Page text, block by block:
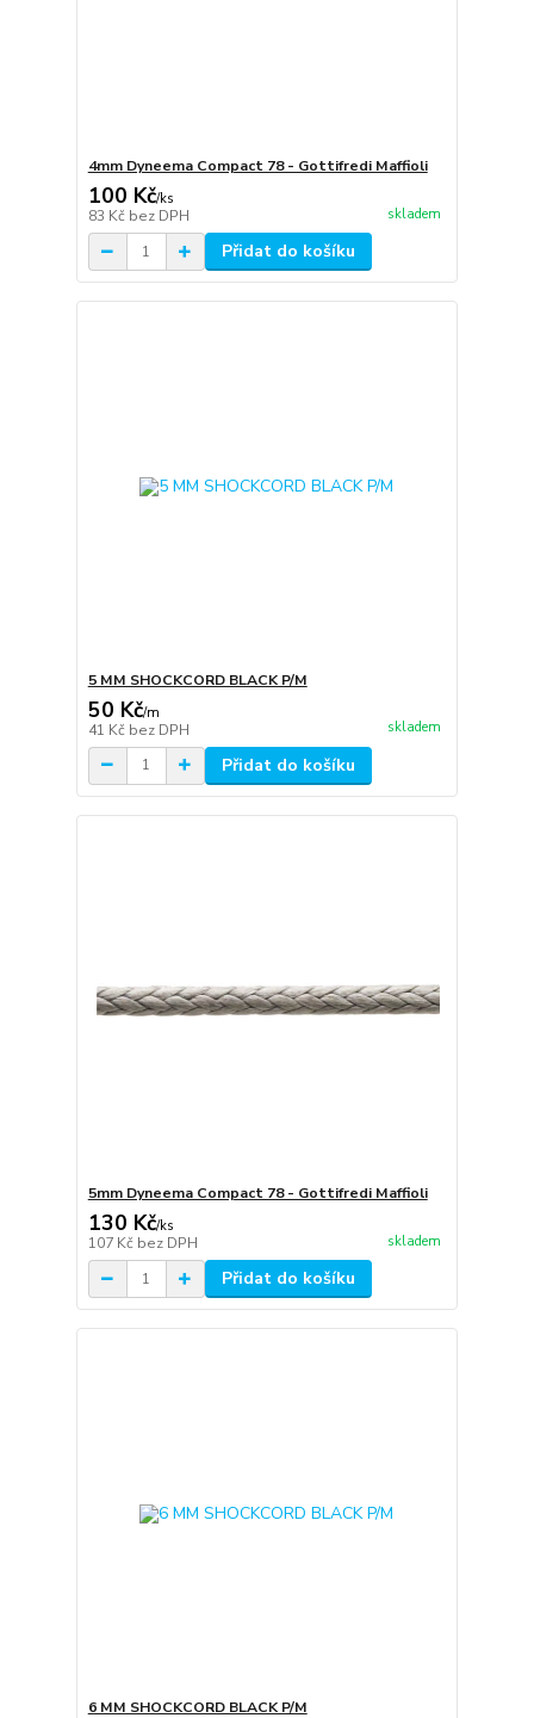
4mm Dyneema Compact 78 - Gottifredi Maffioli
100 Kč/ks
83 Kč bez DPH skladem
Přidat do košíku
5 MM SHOCKCORD BLACK P/M
50 Kč/m
41 Kč bez DPH skladem
Přidat do košíku
5mm Dyneema Compact 78 - Gottifredi Maffioli
130 Kč/ks
107 Kč bez DPH skladem
Přidat do košíku
6 MM SHOCKCORD BLACK P/M